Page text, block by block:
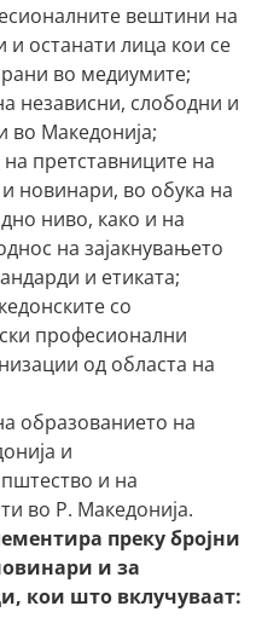
вештини на
останати лица кои се
во медиумите;
независни, слободни и
во Македонија;
претставниците на
новинари, во обука на
ниво, како и на
на зајакнувањето
и етиката;
со
професионални
од областа на
образованието на
и
и на
во Р. Македонија.
преку бројни
и за
кои што вклучуваат: